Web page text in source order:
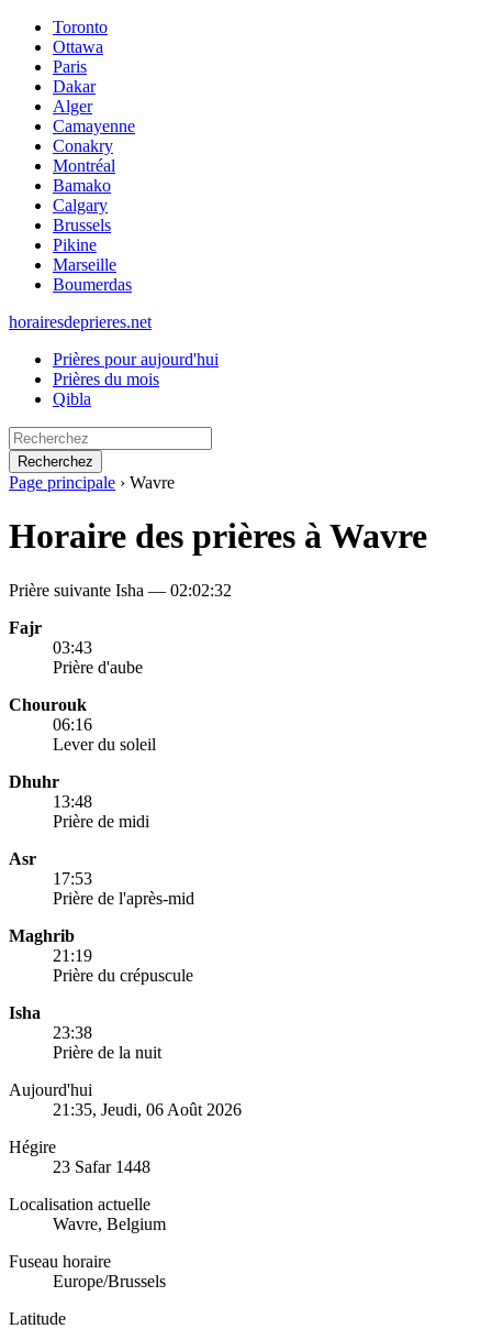
Toronto
Ottawa
Paris
Dakar
Alger
Camayenne
Conakry
Montréal
Bamako
Calgary
Brussels
Pikine
Marseille
Boumerdas
horairesdeprieres.net
Prières pour aujourd'hui
Prières du mois
Qibla
Recherchez
Page principale › Wavre
Horaire des prières à Wavre
Prière suivante Isha — 02:02:32
Fajr
03:43
Prière d'aube
Chourouk
06:16
Lever du soleil
Dhuhr
13:48
Prière de midi
Asr
17:53
Prière de l'après-mid
Maghrib
21:19
Prière du crépuscule
Isha
23:38
Prière de la nuit
Aujourd'hui
21:35, Jeudi, 06 Août 2026
Hégire
23 Safar 1448
Localisation actuelle
Wavre, Belgium
Fuseau horaire
Europe/Brussels
Latitude